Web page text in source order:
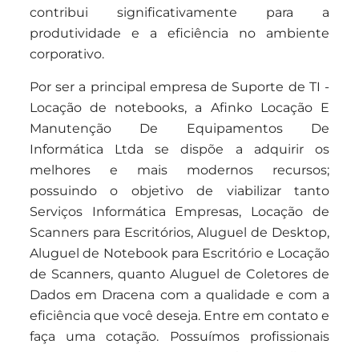
contribui significativamente para a
produtividade e a eficiência no ambiente
corporativo.
Por ser a principal empresa de Suporte de TI -
Locação de notebooks, a Afinko Locação E
Manutenção De Equipamentos De
Informática Ltda se dispõe a adquirir os
melhores e mais modernos recursos;
possuindo o objetivo de viabilizar tanto
Serviços Informática Empresas, Locação de
Scanners para Escritórios, Aluguel de Desktop,
Aluguel de Notebook para Escritório e Locação
de Scanners, quanto Aluguel de Coletores de
Dados em Dracena com a qualidade e com a
eficiência que você deseja. Entre em contato e
faça uma cotação. Possuímos profissionais